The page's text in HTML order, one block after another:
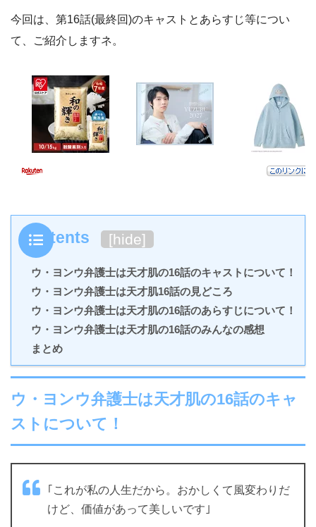
今回は、第16話(最終回)のキャストとあらすじ等につい
て、ご紹介しますネ。
Contents [hide]
ウ・ヨンウ弁護士は天才肌の16話のキャストについて！
ウ・ヨンウ弁護士は天才肌16話の見どころ
ウ・ヨンウ弁護士は天才肌の16話のあらすじについて！
ウ・ヨンウ弁護士は天才肌の16話のみんなの感想
まとめ
ウ・ヨンウ弁護士は天才肌の16話のキャ
ストについて！
｢これが私の人生だから。おかしくて風変わりだ
けど、価値があって美しいです｣